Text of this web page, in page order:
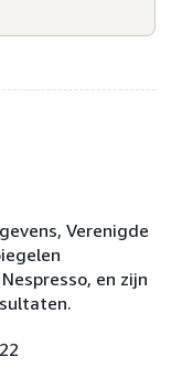
Verenigde
en zijn